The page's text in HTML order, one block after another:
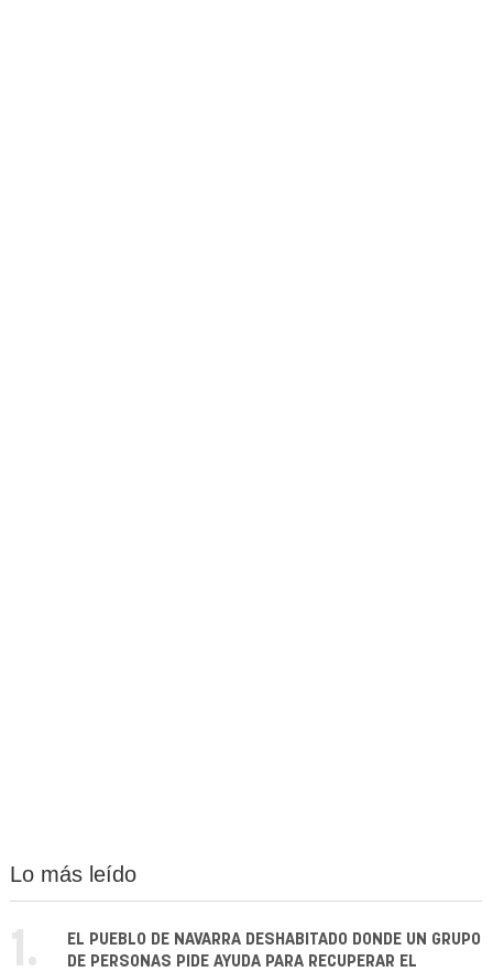
Lo más leído
1.
EL PUEBLO DE NAVARRA DESHABITADO DONDE UN GRUPO
DE PERSONAS PIDE AYUDA PARA RECUPERAR EL